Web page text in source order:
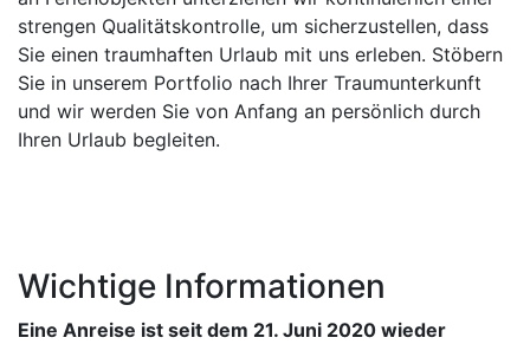
strengen Qualitätskontrolle, um sicherzustellen, dass
Sie einen traumhaften Urlaub mit uns erleben. Stöbern
Sie in unserem Portfolio nach Ihrer Traumunterkunft
und wir werden Sie von Anfang an persönlich durch
Ihren Urlaub begleiten.
Wichtige Informationen
Eine Anreise ist seit dem 21. Juni 2020 wieder